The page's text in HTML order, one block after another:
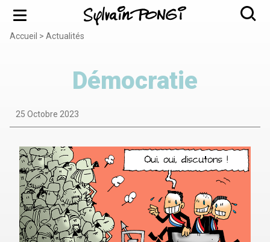
Aller
contenu
Menu
Accueil Actualités
Démocratie
25 Octobre 2023